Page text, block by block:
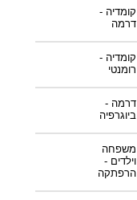
קומדיה -
דרמה
קומדיה -
רומנטי
דרמה -
ביוגרפיה
משפחה
וילדים -
הרפתקה